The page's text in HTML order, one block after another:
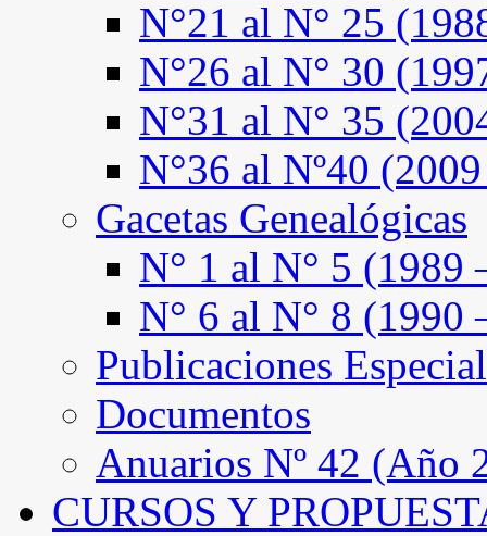
N°21 al N° 25
N°26 al N° 30
N°31 al N° 35
N°36 al Nº40
Gacetas Genealógicas
N° 1 al N° 5 (1989
N° 6 al N° 8 (1990
Publicaciones
Documentos
Anuarios Nº 42 (Año
CURSOS Y